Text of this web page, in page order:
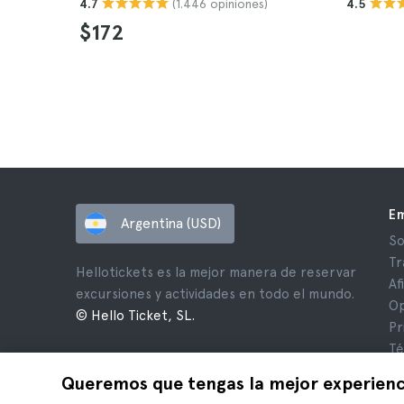
4.7 (1.446 opiniones)
$172
4.5
Queremos que tengas la mejor
Argentina (USD)
Hellotickets es la mejor manera de reservar
excursiones y actividades en todo el mundo.
© Hello Ticket, SL.